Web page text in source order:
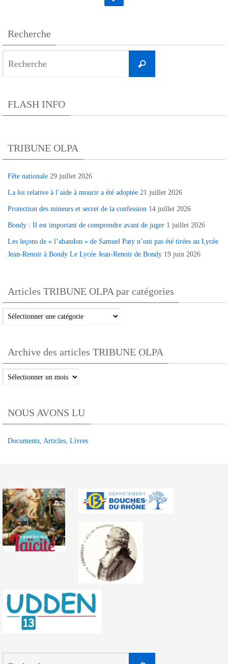
Recherche
Recherche
FLASH INFO
TRIBUNE OLPA
Fête nationale 29 juillet 2026
La loi relative à l’aide à mourir a été adoptée 21 juillet 2026
Protection des mineurs et secret de la confession 14 juillet 2026
Bondy : Il est important de comprendre avant de juger 1 juillet 2026
Les leçons de « l’abandon » de Samuel Paty n’ont pas été tirées au Lycée
Jean-Renoir à Bondy Le Lycée Jean-Renoir de Bondy 19 juin 2026
Articles TRIBUNE OLPA par catégories
Articles
TRIBUNE
par
catégories
Archive des articles TRIBUNE OLPA
Archive
des
TRIBUNE
OLPA
NOUS AVONS LU
Documents, Articles, Livres